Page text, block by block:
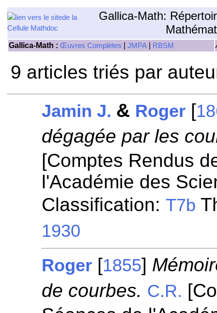
Gallica-Math:
Gallica-Math : Œuvres Complètes JMPA RBSM
9 articles triés par
Jamin J. & Roger [
dégagée par les
[Comptes Rendus
l'Académie des
Classification:T7b
1930
Roger [1855]
de courbes. C.R.